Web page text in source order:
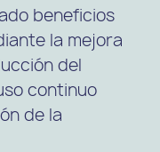
beneficios
la mejora
del
continuo
de la